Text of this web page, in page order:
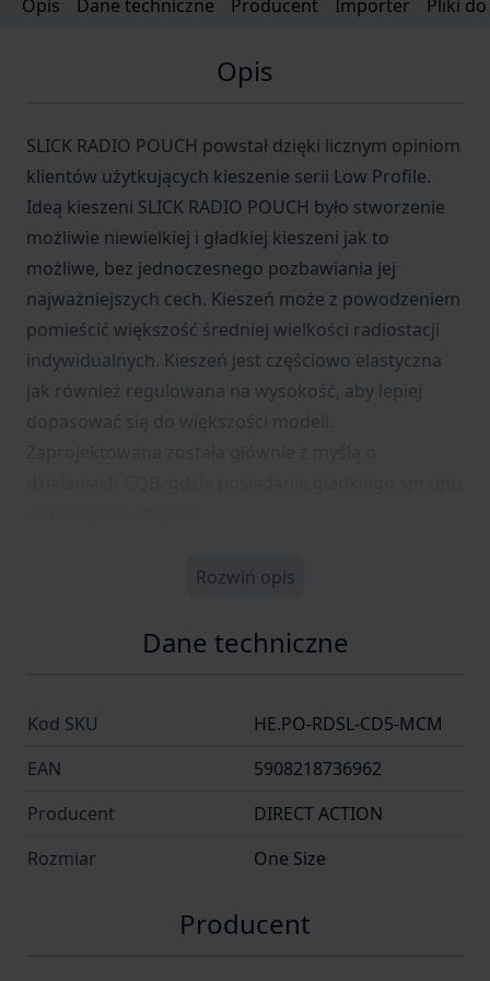
Opis Dane techniczne Producent Importer Pliki
Opis
SLICK RADIO POUCH powstał dzięki licznym opiniom
klientów użytkujących kieszenie serii Low Profile.
Ideą kieszeni SLICK RADIO POUCH było stworzenie
możliwie niewielkiej i gładkiej kieszeni jak to
możliwe, bez jednoczesnego pozbawiania jej
najważniejszych cech. Kieszeń może z powodzeniem
pomieścić większość średniej wielkości radiostacji
indywidualnych. Kieszeń jest częściowo elastyczna
jak również regulowana na wysokość, aby lepiej
Rozwiń opis
Dane techniczne
Kod SKU
HE.PO-RDSL-CD5-MCM
EAN
5908218736962
Producent
DIRECT ACTION
Rozmiar
One Size
Producent